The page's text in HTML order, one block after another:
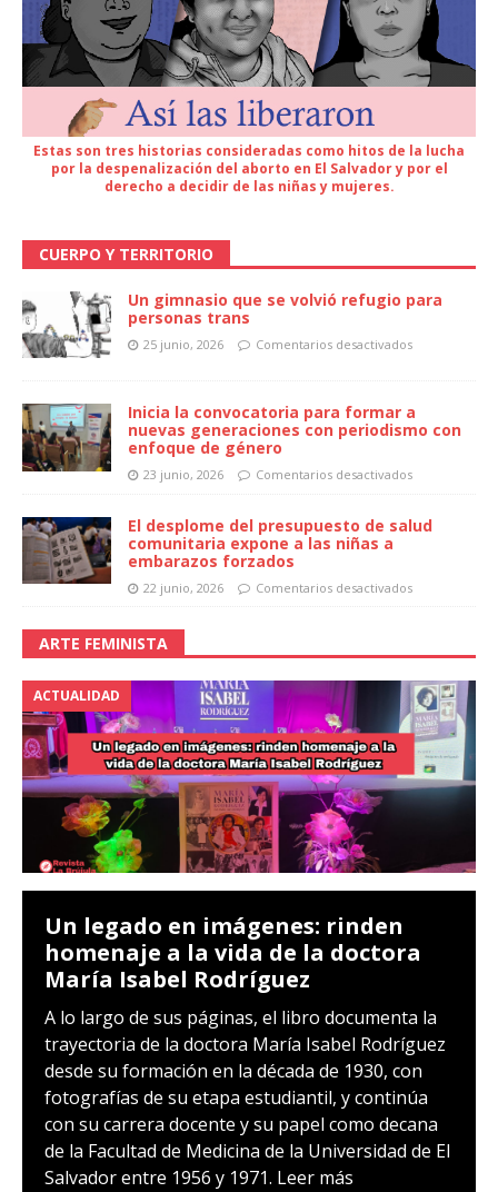
Estas son tres historias consideradas como hitos de la lucha
por la despenalización del aborto en El Salvador y por el
derecho a decidir de las niñas y mujeres.
CUERPO Y TERRITORIO
Un gimnasio que se volvió refugio para
personas trans
25 junio, 2026 Comentarios desactivados
Inicia la convocatoria para formar a
nuevas generaciones con periodismo con
enfoque de género
23 junio, 2026 Comentarios desactivados
El desplome del presupuesto de salud
comunitaria expone a las niñas a
embarazos forzados
22 junio, 2026 Comentarios desactivados
ARTE FEMINISTA
ACTUALIDAD
Un legado en imágenes: rinden
homenaje a la vida de la doctora
María Isabel Rodríguez
A lo largo de sus páginas, el libro documenta la
trayectoria de la doctora María Isabel Rodríguez
desde su formación en la década de 1930, con
fotografías de su etapa estudiantil, y continúa
con su carrera docente y su papel como decana
de la Facultad de Medicina de la Universidad de El
Salvador entre 1956 y 1971. Leer más